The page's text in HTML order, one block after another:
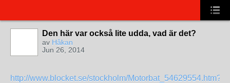
Den här var också lite udda, vad är det?
av Håkan
Jun 26, 2014
http://www.blocket.se/stockholm/Motorbat_54629554.htm?